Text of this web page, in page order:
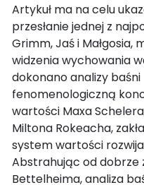
Artykuł ma na celu
przesłanie jednej z
Grimm, Jaś i
widzenia wychowania
dokonano analizy
fenomenologiczną
wartości Maxa
Miltona Rokeacha,
system wartości
Abstrahując od
Bettelheima, analiza